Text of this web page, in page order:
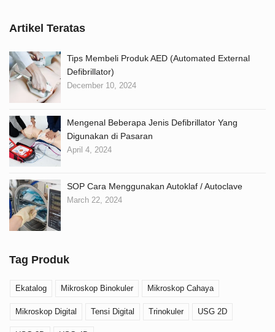
Artikel Teratas
Tips Membeli Produk AED (Automated External
Defibrillator)
December 10, 2024
Mengenal Beberapa Jenis Defibrillator Yang
Digunakan di Pasaran
April 4, 2024
SOP Cara Menggunakan Autoklaf / Autoclave
March 22, 2024
Tag Produk
Ekatalog Mikroskop Binokuler Mikroskop Cahaya
Mikroskop Digital Tensi Digital Trinokuler USG 2D